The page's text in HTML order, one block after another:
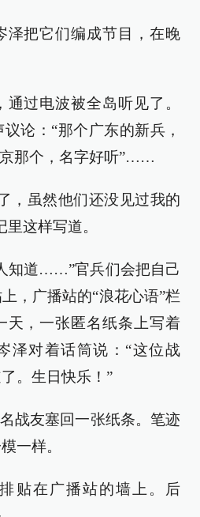
泽把它们编成节目，在晚
过电波被全岛听见了。
论：“那个广东的新兵，
京那个，名字好听”……
，虽然他们还没见过我的
这样写道。
知道……”官兵们会把自己
，广播站的“浪花心语”栏
天，一张匿名纸条上写着
泽对着话筒说：“这位战
。生日快乐！”
战友塞回一张纸条。笔迹
一样。
贴在广播站的墙上。后